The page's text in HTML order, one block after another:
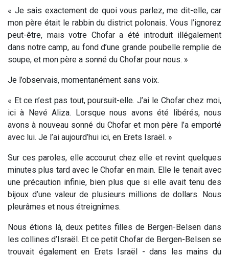
« Je sais exactement de quoi vous parlez, me dit-elle, car
mon père était le rabbin du district polonais. Vous l’ignorez
peut-être, mais votre Chofar a été introduit illégalement
dans notre camp, au fond d’une grande poubelle remplie de
soupe, et mon père a sonné du Chofar pour nous. »
Je l’observais, momentanément sans voix.
« Et ce n’est pas tout, poursuit-elle. J’ai le Chofar chez moi,
ici à Nevé Aliza. Lorsque nous avons été libérés, nous
avons à nouveau sonné du Chofar et mon père l’a emporté
avec lui. Je l’ai aujourd’hui ici, en Erets Israël. »
Sur ces paroles, elle accourut chez elle et revint quelques
minutes plus tard avec le Chofar en main. Elle le tenait avec
une précaution infinie, bien plus que si elle avait tenu des
bijoux d’une valeur de plusieurs millions de dollars. Nous
pleurâmes et nous étreignîmes.
Nous étions là, deux petites filles de Bergen-Belsen dans
les collines d’Israël. Et ce petit Chofar de Bergen-Belsen se
trouvait également en Erets Israël - dans les mains du